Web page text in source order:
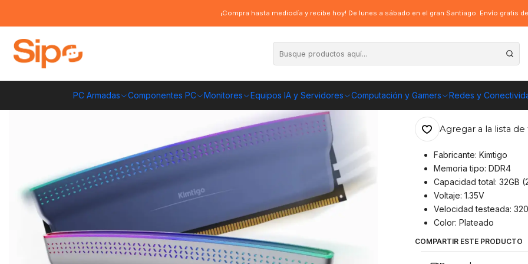
PC Armadas Componentes PC Monitores Equipos IA y Servidores Computación y Gamers Redes y
¡Compra hasta mediodía y recibe hoy! De lunes a sábado en el gran Santiago. Envío gratis
Kit Memoria Ram Kimtigo RGB 2X16GB (32GB) DDR4 DRAM, 3200mhz
Kit Memoria
DRAM,
ENVÍO GRATIS A
Agregar a la lista de
Fabricante: Kimtigo
Memoria tipo: DDR4
Capacidad total: 32GB
Voltaje: 1.35V
Velocidad testeada:
Color: Plateado
COMPARTIR ESTE PRODUCTO